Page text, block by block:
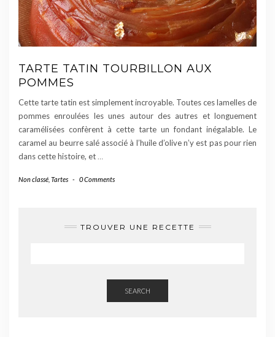
TARTE TATIN TOURBILLON AUX
POMMES
Cette tarte tatin est simplement incroyable. Toutes ces lamelles de
pommes enroulées les unes autour des autres et longuement
caramélisées confèrent à cette tarte un fondant inégalable. Le
caramel au beurre salé associé à l’huile d’olive n’y est pas pour rien
dans cette histoire, et …
Non classé Tartes - 0 Comments
TROUVER UNE RECETTE
SEARCH